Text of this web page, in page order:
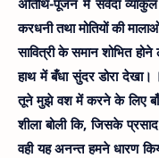
अतिथि-पूजन में सर्वदा
करधनी तथा मोतियों की
सावित्री के समान शोभित
हाथ में बँधा सुंदर डोरा
तूने मुझे वश में करने के लिए
शीला बोली कि, जिसके
वही यह अनन्त हमने धारण